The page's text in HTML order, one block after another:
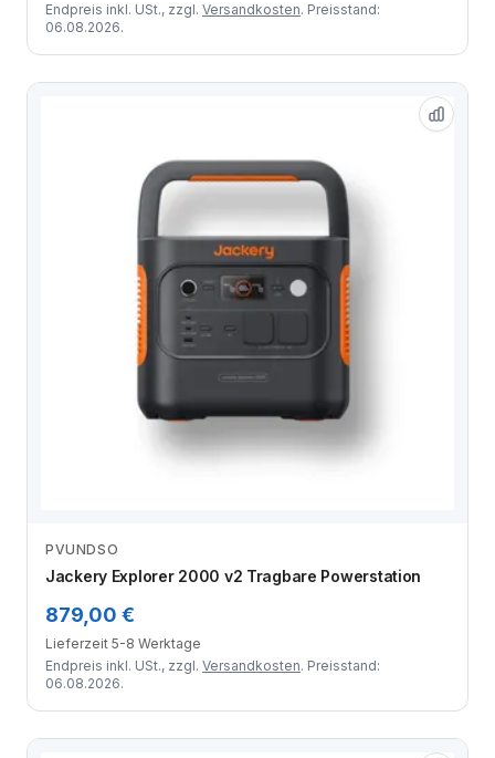
Endpreis inkl. USt., zzgl. Versandkosten. Preisstand:
06.08.2026.
PVUNDSO
Jackery Explorer 2000 v2 Tragbare Powerstation
879,00 €
Lieferzeit 5-8 Werktage
Endpreis inkl. USt., zzgl. Versandkosten. Preisstand:
06.08.2026.